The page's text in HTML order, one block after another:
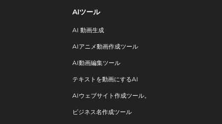
AIツール
AI 動画生成
AIアニメ動画作成ツール
AI動画編集ツール
テキストを動画にするAI
AIウェブサイト作成ツール。
ビジネス名作成ツール